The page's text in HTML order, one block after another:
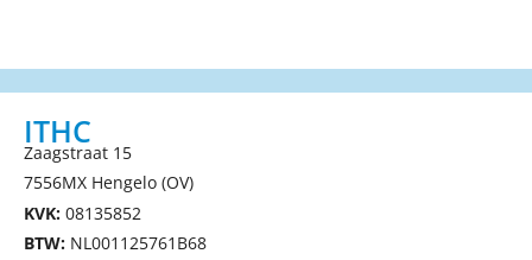
ITHC
Zaagstraat 15
7556MX Hengelo (OV)
KVK: 08135852
BTW: NL001125761B68